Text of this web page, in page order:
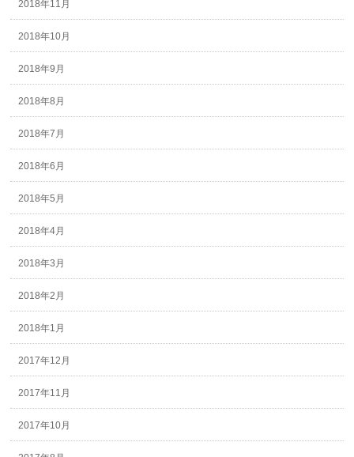
2018年11月
2018年10月
2018年9月
2018年8月
2018年7月
2018年6月
2018年5月
2018年4月
2018年3月
2018年2月
2018年1月
2017年12月
2017年11月
2017年10月